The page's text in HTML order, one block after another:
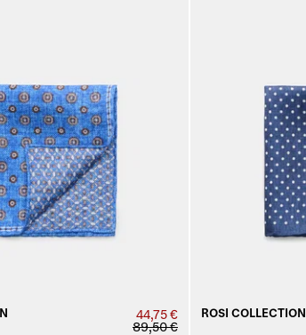
44,75 €
89,50 €
ROSI COLLECTION